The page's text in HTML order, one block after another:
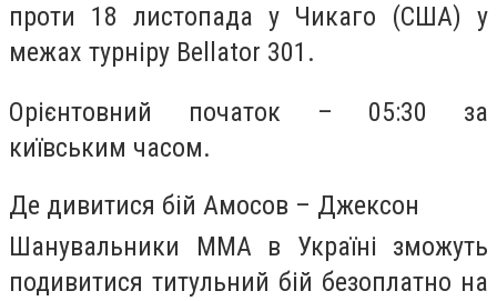
проти 18 листопада у Чикаго (США) у
межах турніру Bellator 301.
Орієнтовний початок – 05:30 за
київським часом.
Де дивитися бій Амосов – Джексон
Шанувальники ММА в Україні зможуть
подивитися титульний бій безоплатно на